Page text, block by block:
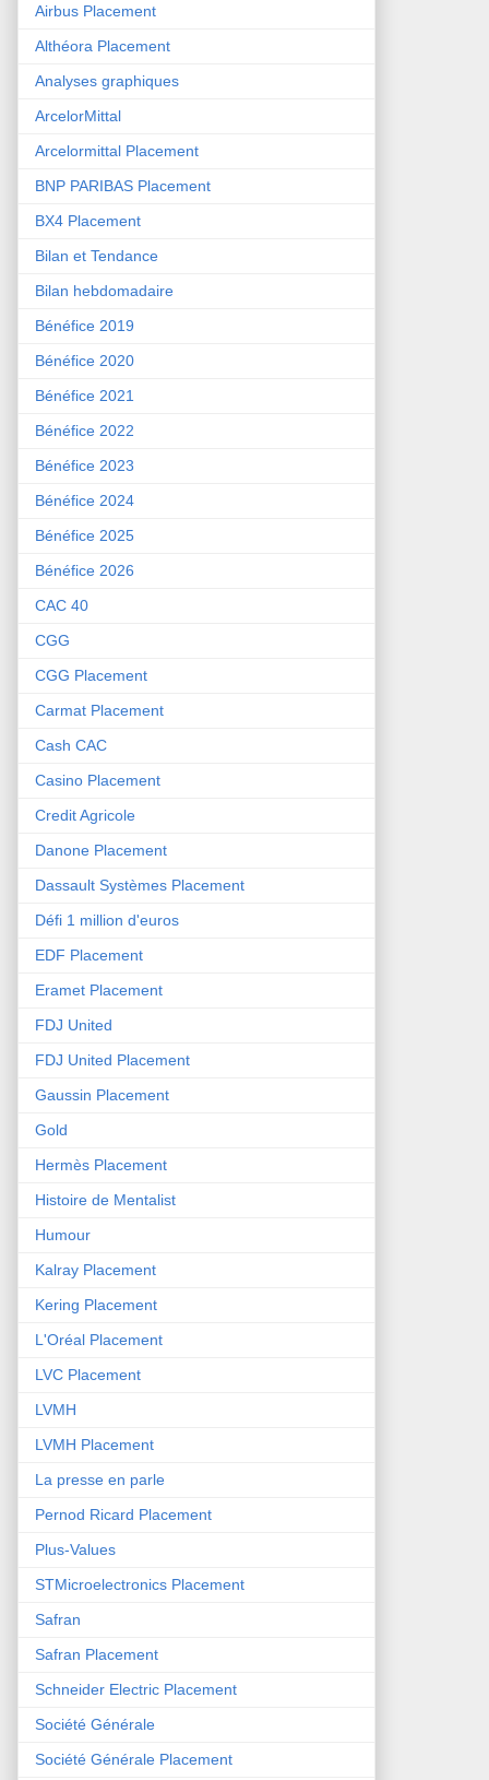
Airbus Placement
Althéora Placement
Analyses graphiques
ArcelorMittal
Arcelormittal Placement
BNP PARIBAS Placement
BX4 Placement
Bilan et Tendance
Bilan hebdomadaire
Bénéfice 2019
Bénéfice 2020
Bénéfice 2021
Bénéfice 2022
Bénéfice 2023
Bénéfice 2024
Bénéfice 2025
Bénéfice 2026
CAC 40
CGG
CGG Placement
Carmat Placement
Cash CAC
Casino Placement
Credit Agricole
Danone Placement
Dassault Systèmes Placement
Défi 1 million d'euros
EDF Placement
Eramet Placement
FDJ United
FDJ United Placement
Gaussin Placement
Gold
Hermès Placement
Histoire de Mentalist
Humour
Kalray Placement
Kering Placement
L'Oréal Placement
LVC Placement
LVMH
LVMH Placement
La presse en parle
Pernod Ricard Placement
Plus-Values
STMicroelectronics Placement
Safran
Safran Placement
Schneider Electric Placement
Société Générale
Société Générale Placement